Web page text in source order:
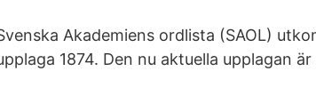
Akademiens ordlista (SAOL)
1874. Den nu aktuella upplagan